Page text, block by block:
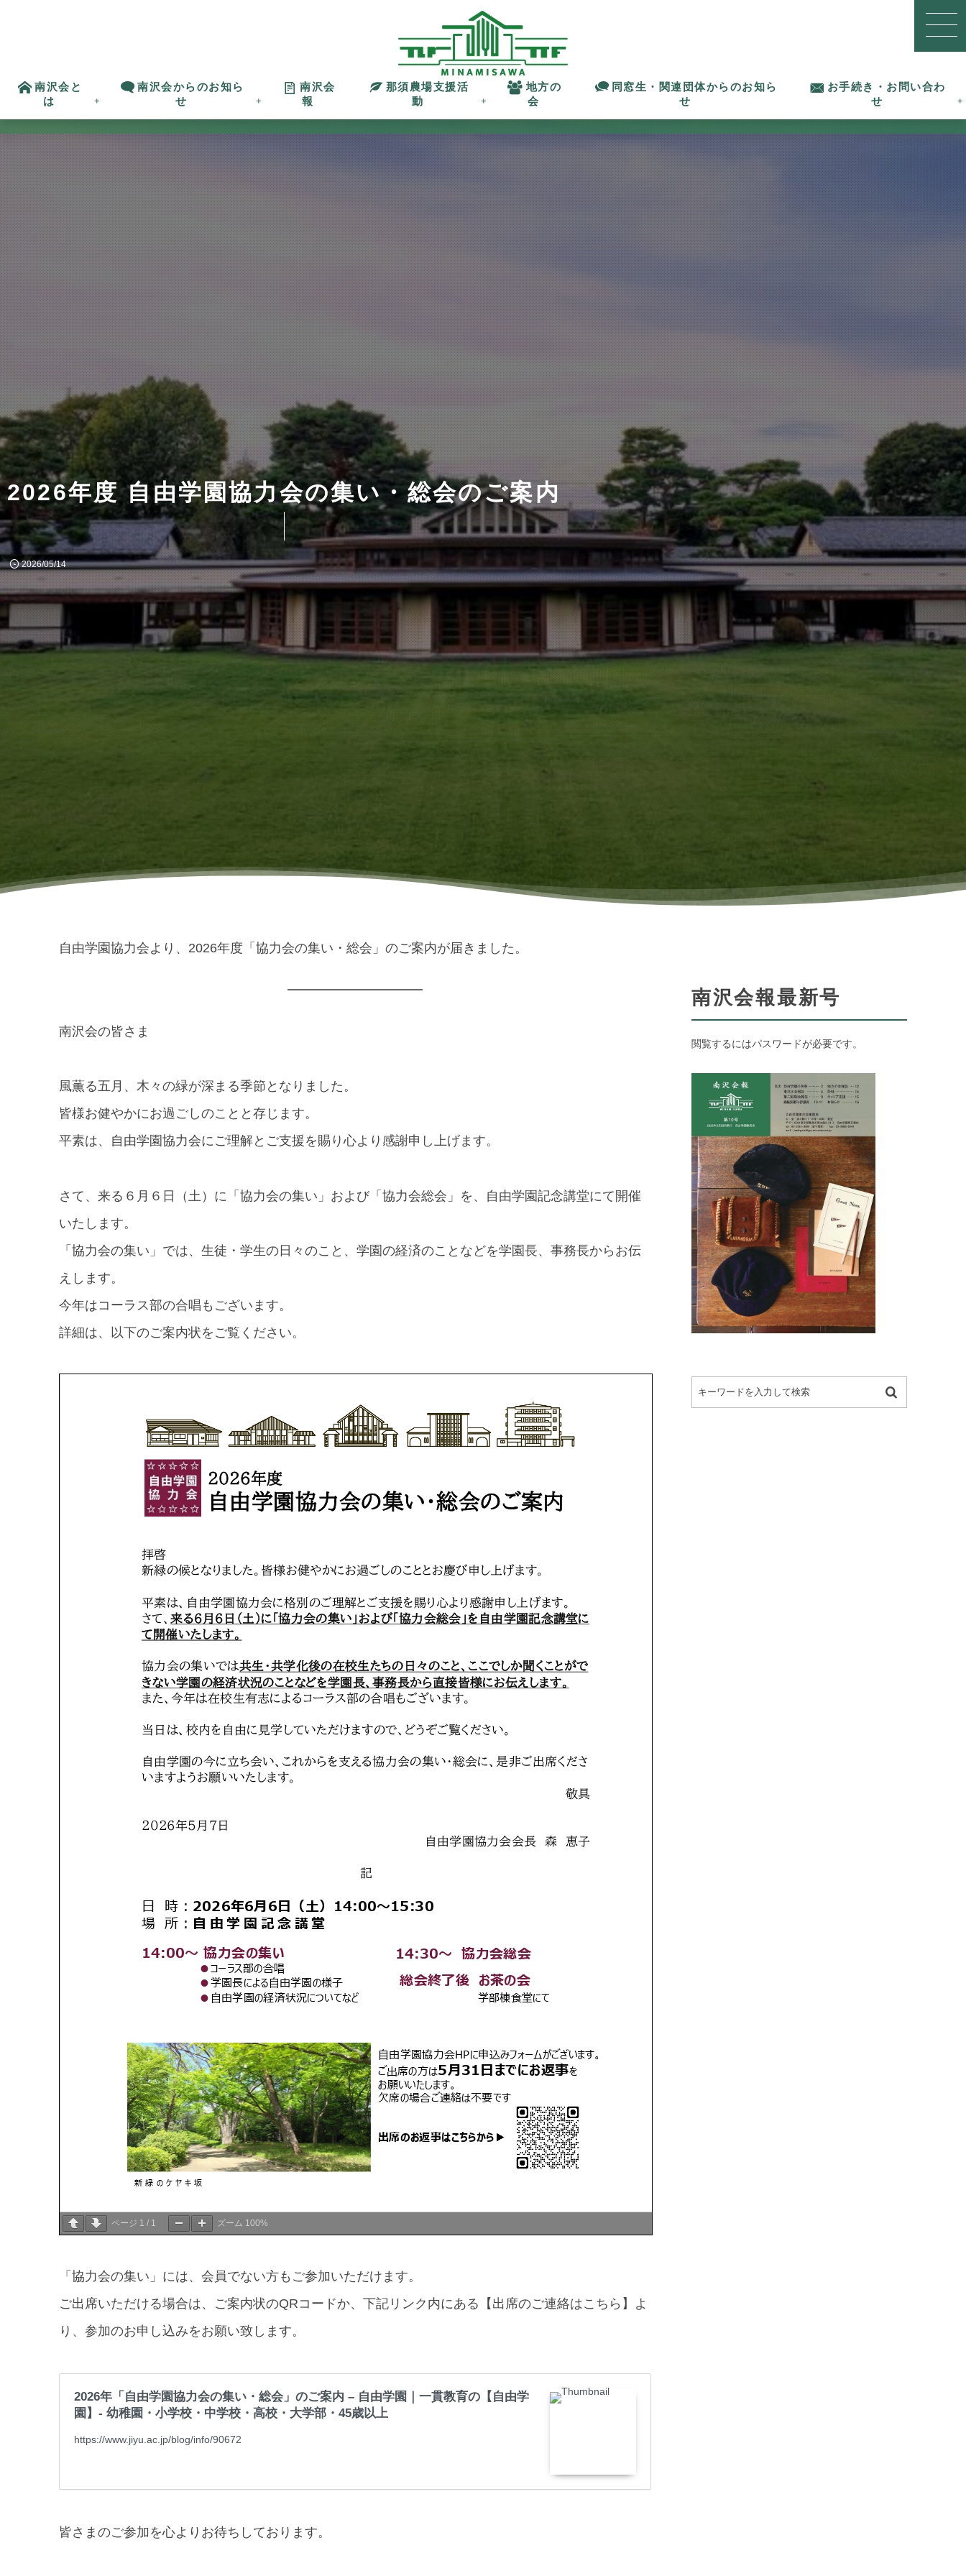
南沢会と
は
南沢会からのお知ら
せ
南沢会
報
那須農場支援活
動
地方の
会
同窓生・関連団体からのお知ら
せ
お手続き・お問い合わ
せ
2026年度 自由学園協力会の集い・総会のご案内
2026/05/14
自由学園協力会より、2026年度「協力会の集い・総会」のご案内が届きました。
南沢会の皆さま
風薫る五月、木々の緑が深まる季節となりました。
皆様お健やかにお過ごしのことと存じます。
平素は、自由学園協力会にご理解とご支援を賜り心より感謝申し上げます。
さて、来る６月６日（土）に「協力会の集い」および「協力会総会」を、自由学園記念講堂にて開催
いたします。
「協力会の集い」では、生徒・学生の日々のこと、学園の経済のことなどを学園長、事務長からお伝
えします。
今年はコーラス部の合唱もございます。
詳細は、以下のご案内状をご覧ください。
ページ 1 / 1 ズーム 100%
「協力会の集い」には、会員でない方もご参加いただけます。
ご出席いただける場合は、ご案内状のQRコードか、下記リンク内にある【出席のご連絡はこちら】よ
り、参加のお申し込みをお願い致します。
2026年「自由学園協力会の集い・総会」のご案内 – 自由学園｜一貫教育の【自由学
園】- 幼稚園・小学校・中学校・高校・大学部・45歳以上
https://www.jiyu.ac.jp/blog/info/90672
皆さまのご参加を心よりお待ちしております。
南沢会報最新号
閲覧するにはパスワードが必要です。